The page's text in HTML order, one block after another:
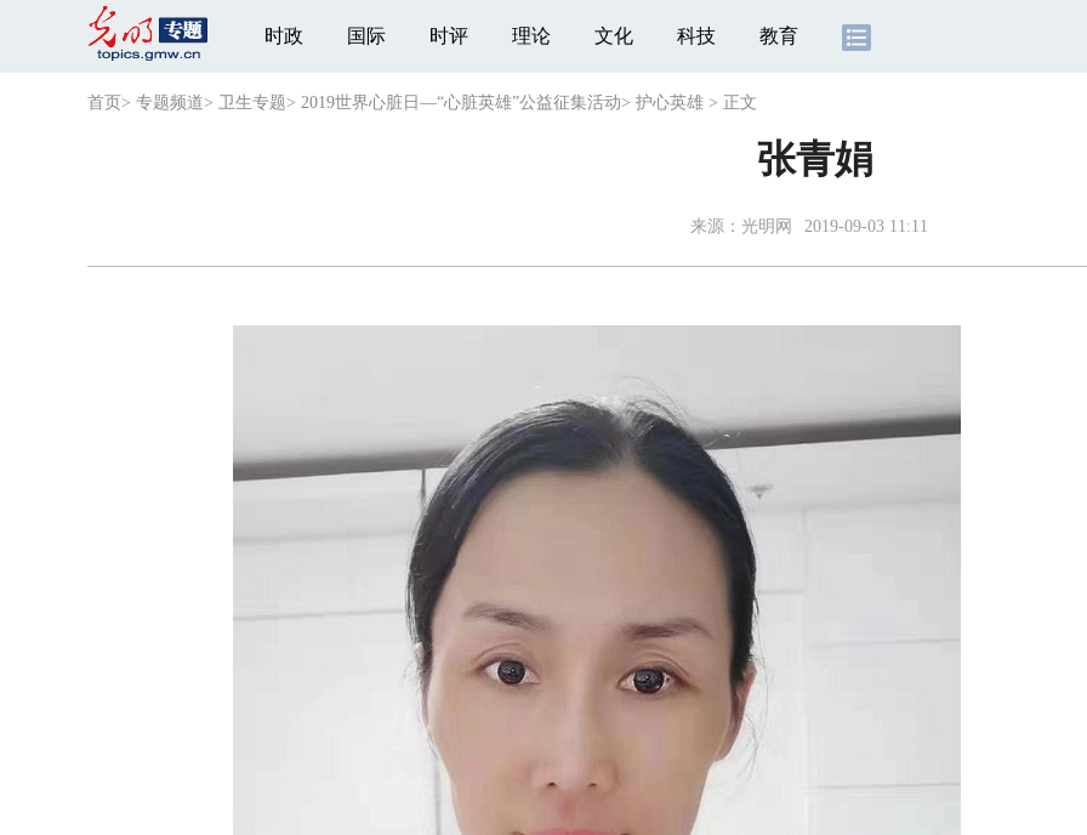
时政 国际 时评 理论 文化 科技 教育
首页 > 专题频道> 卫生专题> 2019世界心脏日—“心脏英雄”公益征集活动> 护心英雄 > 正文
张青娟
来源：光明网 2019-09-03 11:11